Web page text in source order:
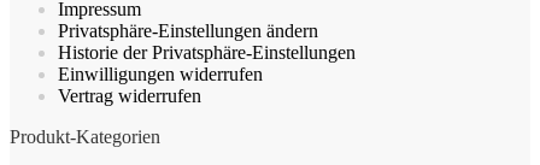
Impressum
Privatsphäre-Einstellungen ändern
Historie der Privatsphäre-Einstellungen
Einwilligungen widerrufen
Vertrag widerrufen
Produkt-Kategorien